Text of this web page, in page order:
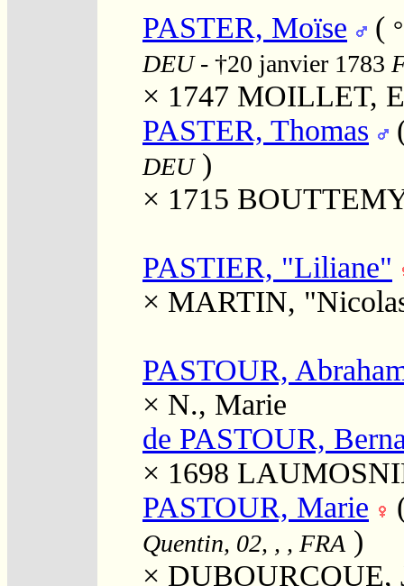
PASTER, Moïse (
DEU- †20 janvier 1783
× 1747 MOILLET,
PASTER, Thomas
DEU)
× 1715
PASTIER, "Liliane"
× MARTIN,
PASTOUR,
× N., Marie
de PASTOUR,
× 1698
PASTOUR, Marie
Quentin, 02, , , FRA )
× DUBOURCQUE,